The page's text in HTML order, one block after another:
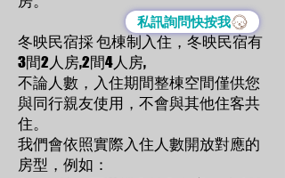
冬映民宿採 包棟制入住，冬映民宿有
3間2人房,2間4人房,
不論人數，入住期間整棟空間僅供您
與同行親友使用，不會與其他住客共
住。
我們會依照實際入住人數開放對應的
房型，例如：
私訊詢問快按我